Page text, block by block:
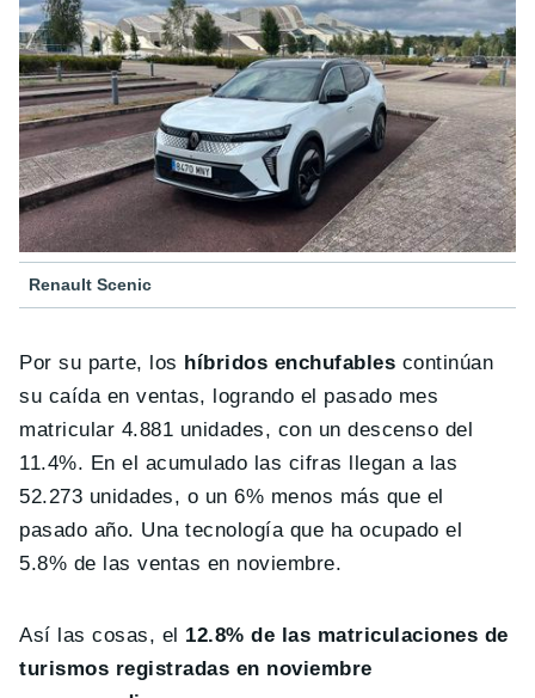
Renault Scenic
Por su parte, los híbridos enchufables continúan
su caída en ventas, logrando el pasado mes
matricular 4.881 unidades, con un descenso del
11.4%. En el acumulado las cifras llegan a las
52.273 unidades, o un 6% menos más que el
pasado año. Una tecnología que ha ocupado el
5.8% de las ventas en noviembre.
Así las cosas, el 12.8% de las matriculaciones de
turismos registradas en noviembre